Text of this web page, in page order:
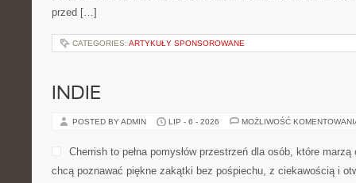
przed […]
CATEGORIES: ARTYKUŁY SPONSOROWANE
INDIE
POSTED BY ADMIN LIP - 6 - 2026 MOŻLIWOŚĆ
Cherrish to pełna pomysłów przestrzeń dla osób, które
chcą poznawać piękne zakątki bez pośpiechu, z ciekawością i